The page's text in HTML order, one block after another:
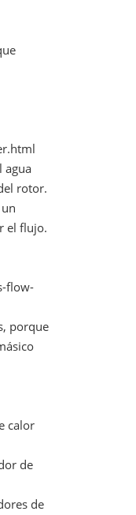
agua
rotor.
el flujo.
flow-
porque
calor
de
de